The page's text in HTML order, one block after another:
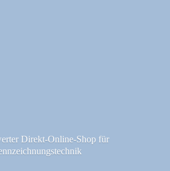
Direkt-Online-Shop für